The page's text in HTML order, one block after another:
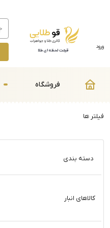
ورود
قیمت لحظه ای طلا
فروشگاه
فیلتر ها
دسته بندی
کالاهای انبار